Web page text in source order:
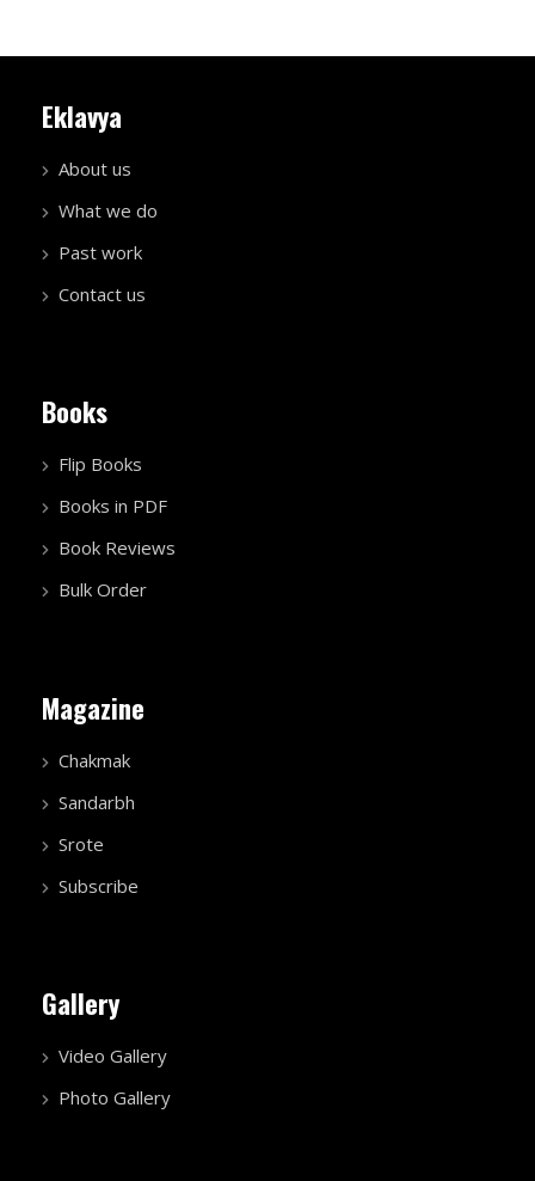
Eklavya
About us
What we do
Past work
Contact us
Books
Flip Books
Books in PDF
Book Reviews
Bulk Order
Magazine
Chakmak
Sandarbh
Srote
Subscribe
Gallery
Video Gallery
Photo Gallery